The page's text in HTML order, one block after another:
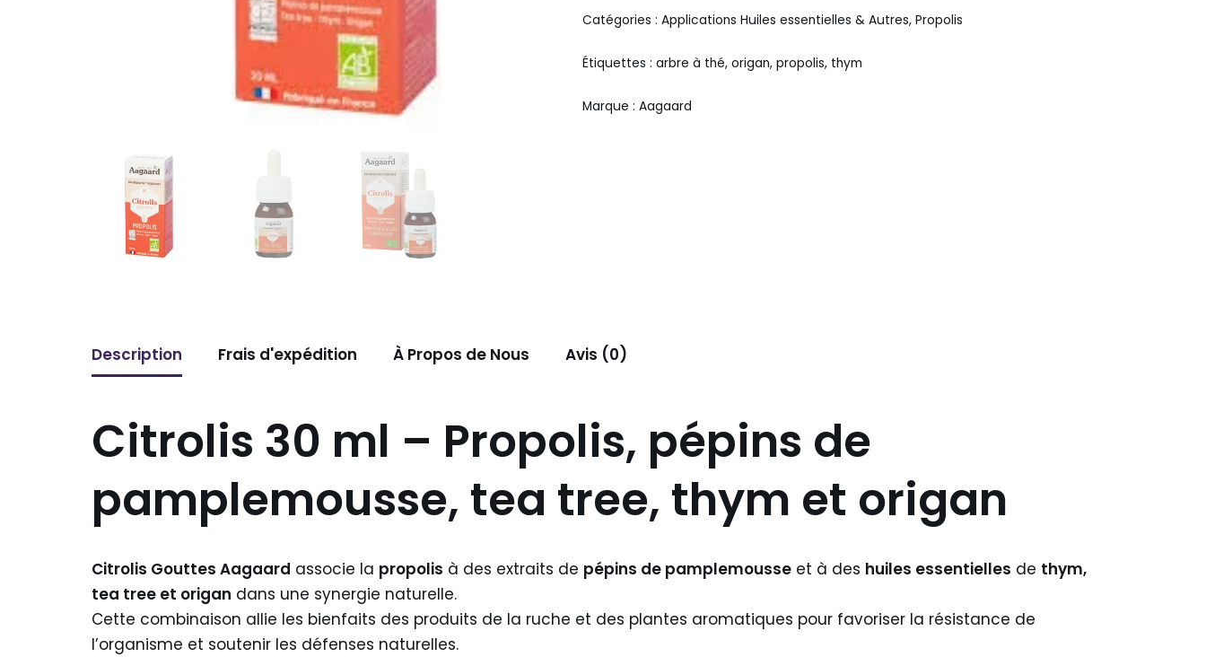
Catégories :Applications Huiles essentielles & Autres,Propolis
Étiquettes :arbre à thé,origan,propolis, thym
Marque :Aagaard
Description Frais d'expédition À Propos de Nous Avis (0)
Citrolis 30 ml – Propolis, pépins de
pamplemousse, tea tree, thym et origan
Citrolis Gouttes Aagaard associe la propolis à des extraits de pépins de pamplemousse et à des huiles essentielles de thym,
tea tree et origan dans une synergie naturelle.
Cette combinaison allie les bienfaits des produits de la ruche et des plantes aromatiques pour favoriser la résistance de
l’organisme et soutenir les défenses naturelles.